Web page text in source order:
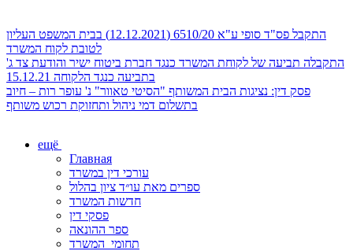
התקבל פס"ד סופי ע"א 6510/20 (12.12.2021) בבית המשפט העליון
לטובת לקוח המשרד
התקבלה תביעה של לקוחת המשרד כנגד חברת ביטוח ישיר והודעת צד ג'
בתביעה כנגד הלקוחה 15.12.21
פסק דין: נציגות הבית המשותף "הסיטי טאוור" נ' עופר רות – חיוב
בתשלום דמי ניהול ותחזוקת רכוש משותף
ещё
Главная
עורכי דין במשרד
ספרים מאת עו״ד ציון בהלול
חדשות המשרד
פסקי דין
ספר ההונאה
תחומי המשרד